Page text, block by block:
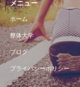
メニュー
ホーム
整体大学
ブログ
プライバシーポリシー